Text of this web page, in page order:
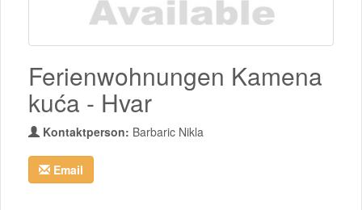
Ferienwohnungen Kamena
kuća - Hvar
Kontaktperson: Barbaric Nikla
Email